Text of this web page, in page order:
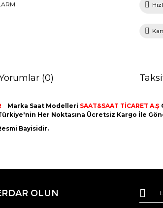
(0)
Marka Saat Modelleri SAAT&SAAT TİCARET A.Ş
Her Noktasına Ücretsiz Kargo İle
Bayisidir.
Yorum Yaz
OLUN